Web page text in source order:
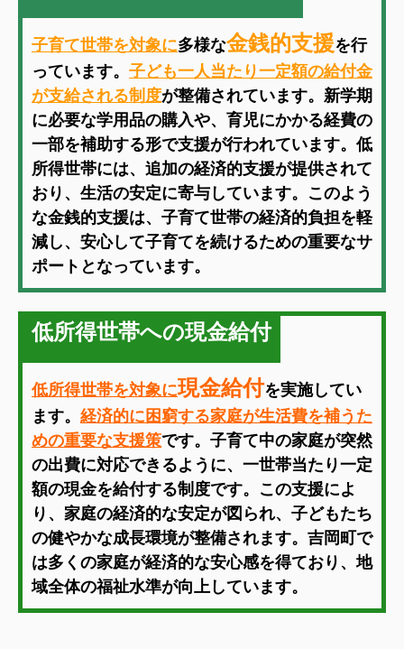
子育て世帯を対象に多様な金銭的支援を行
っています。 子ども一人当たり一定額の給付金
が支給される制度が整備されています。新学期
に必要な学用品の購入や、育児にかかる経費の
一部を補助する形で支援が行われています。低
所得世帯には、追加の経済的支援が提供されて
おり、生活の安定に寄与しています。このよう
な金銭的支援は、子育て世帯の経済的負担を軽
減し、安心して子育てを続けるための重要なサ
ポートとなっています。
低所得世帯への現金給付
低所得世帯を対象に現金給付を実施してい
ます。 経済的に困窮する家庭が生活費を補うた
めの重要な支援策です。子育て中の家庭が突然
の出費に対応できるように、一世帯当たり一定
額の現金を給付する制度です。この支援によ
り、家庭の経済的な安定が図られ、子どもたち
の健やかな成長環境が整備されます。吉岡町で
は多くの家庭が経済的な安心感を得ており、地
域全体の福祉水準が向上しています。